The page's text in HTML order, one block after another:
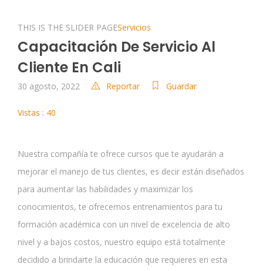
THIS IS THE SLIDER PAGEServicios
Capacitación De Servicio Al
Cliente En Cali
30 agosto, 2022 Reportar Guardar
Vistas : 40
Nuestra compañía te ofrece cursos que te ayudarán a
mejorar el manejo de tus clientes, es decir están diseñados
para aumentar las habilidades y maximizar los
conocimientos, te ofrecemos entrenamientos para tu
formación académica con un nivel de excelencia de alto
nivel y a bajos costos, nuestro equipo está totalmente
decidido a brindarte la educación que requieres en esta